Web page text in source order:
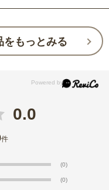
をもっとみる
0.0
件
(0)
(0)